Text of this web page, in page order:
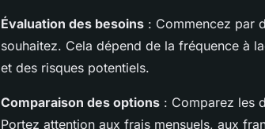
Évaluation des besoins : Commencez par
souhaitez. Cela dépend de la fréquence à
et des risques potentiels.
Comparaison des options : Comparez les
Portez attention aux frais mensuels, aux